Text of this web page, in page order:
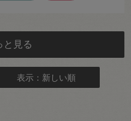
と見る
表示：新しい順